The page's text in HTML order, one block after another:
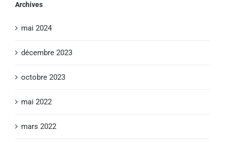
Archives
mai 2024
décembre 2023
octobre 2023
mai 2022
mars 2022